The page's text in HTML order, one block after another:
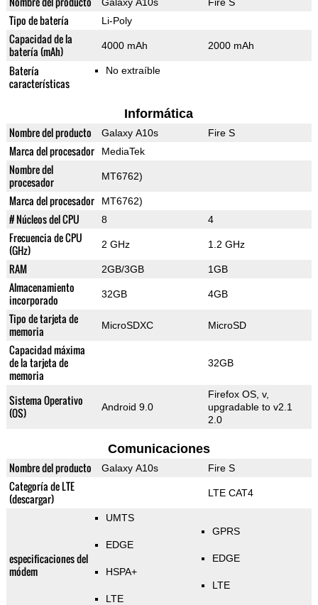
Tipo de batería Li-Poly
Capacidad de la
batería (mAh)
4000 mAh 2000 mAh
Batería
características
No extraíble
Informática
Nombre del producto Galaxy A10s Fire S
Marca del procesador MediaTek
Nombre del
procesador
MT6762)
Marca del procesador MT6762)
# Núcleos del CPU 8 4
Frecuencia de CPU
(GHz)
2 GHz 1.2 GHz
RAM 2GB/3GB 1GB
Almacenamiento
incorporado
32GB 4GB
Tipo de tarjeta de
memoria
MicroSDXC MicroSD
Capacidad máxima
de la tarjeta de
memoria
32GB
Sistema Operativo
(OS)
Android 9.0
Firefox OS, v,
upgradable to v2.1
2.0
Comunicaciones
Nombre del producto Galaxy A10s Fire S
Categoría de LTE
(descargar)
LTE CAT4
especificaciones del
módem
UMTS
EDGE
HSPA+
LTE
GPRS
EDGE
LTE